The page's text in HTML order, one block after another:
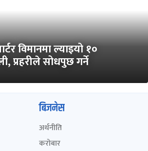
विमानमा ल्याइयो १०
प्रहरीले सोधपुछ गर्ने
बिजनेस
अर्थनीति
करोबार